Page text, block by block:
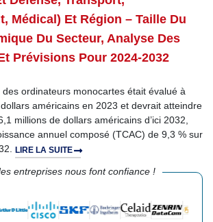
Médical) Et Région – Taille Du
Du Secteur, Analyse Des
Prévisions Pour 2024-2032
ordinateurs monocartes était évalué à
américains en 2023 et devrait atteindre
millions de dollars américains d’ici 2032,
annuel composé (TCAC) de 9,3 % sur
LIRE LA SUITE
entreprises nous font confiance !